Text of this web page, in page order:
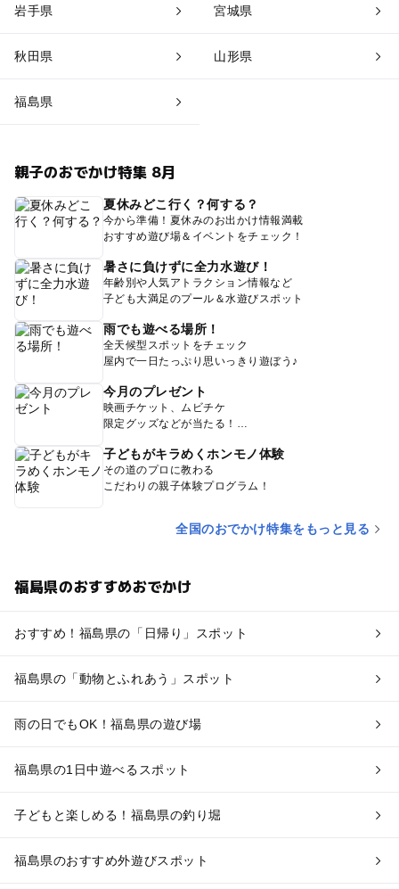
岩手県 宮城県
秋田県 山形県
福島県
親子のおでかけ特集 8月
夏休みどこ行く？何する？
今から準備！夏休みのお出かけ情報満載
おすすめ遊び場＆イベントをチェック！
暑さに負けずに全力水遊び！
年齢別や人気アトラクション情報など
子ども大満足のプール＆水遊びスポット
雨でも遊べる場所！
全天候型スポットをチェック
屋内で一日たっぷり思いっきり遊ぼう♪
今月のプレゼント
映画チケット、ムビチケ
限定グッズなどが当たる！
子どもがキラめくホンモノ体験
その道のプロに教わる
こだわりの親子体験プログラム！
全国のおでかけ特集をもっと見る
福島県のおすすめおでかけ
おすすめ！福島県の「日帰り」スポット
福島県の「動物とふれあう」スポット
雨の日でもOK！福島県の遊び場
福島県の1日中遊べるスポット
子どもと楽しめる！福島県の釣り堀
福島県のおすすめ外遊びスポット